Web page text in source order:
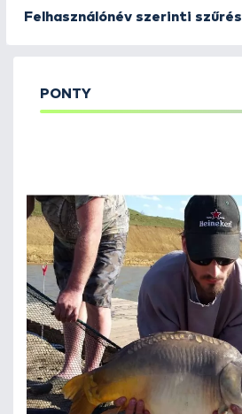
Felhasználónév szerinti szűrés
PONTY